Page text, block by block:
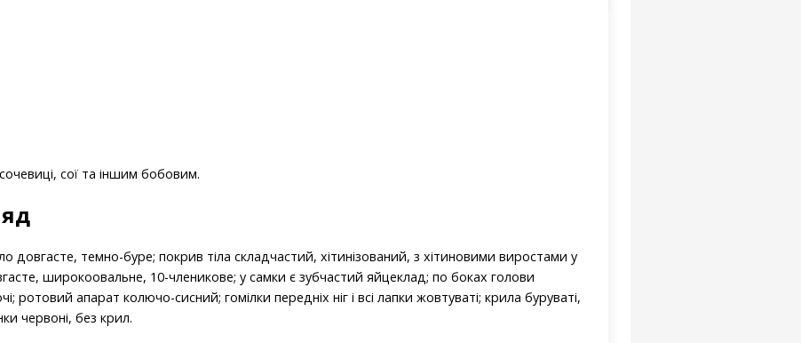
сої та іншим бобовим.
довгасте, темно-буре; покрив тіла складчастий, хітинізований, з хітиновими виростами у
широкоовальне, 10-членикове; у самки є зубчастий яйцеклад; по боках голови
ротовий апарат колючо-сисний; гомілки передніх ніг і всі лапки жовтуваті; крила буруваті,
червоні, без крил.